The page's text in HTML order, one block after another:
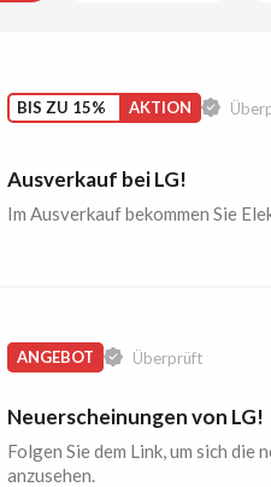
BIS ZU 15% AKTION
Ausverkauf bei LG!
Im Ausverkauf bekommen Sie
ANGEBOT Überprüft
Neuerscheinungen von LG!
Folgen Sie dem Link, um sich die
anzusehen.